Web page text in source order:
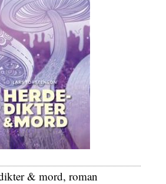
& mord, roman